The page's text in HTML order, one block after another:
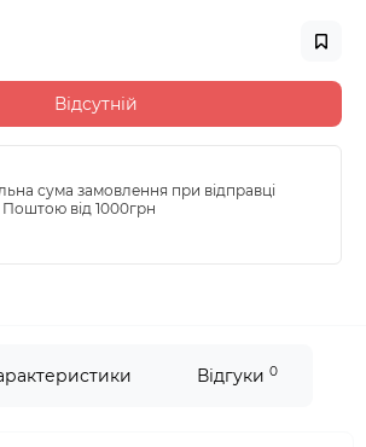
Відсутній
сума замовлення при відправці
від 1000грн
Відгуки 0